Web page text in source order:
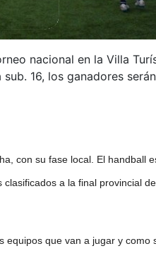
nacional en la Villa
16, los ganadores
con su fase local. El handball
a la final provincial
equipos que van a jugar y como